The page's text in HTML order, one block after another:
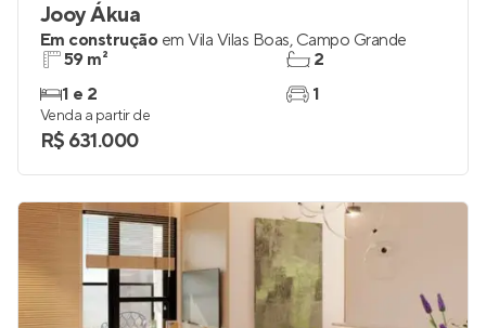
Jooy Ákua
Em construção em Vila Vilas Boas, Campo Grande
59 m²
1 e 2
2
1
Venda a partir de
R$ 631.000